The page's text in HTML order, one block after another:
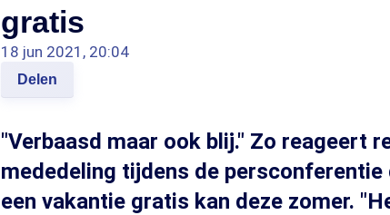
gratis
18 jun 2021, 20:04
Delen
"Verbaasd maar ook blij." Zo reageert
mededeling tijdens de
een vakantie gratis kan deze zomer.